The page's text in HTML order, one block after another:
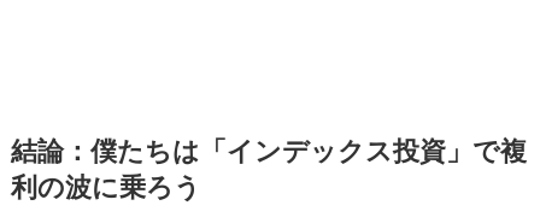
結論：僕たちは「インデックス投資」で複
利の波に乗ろう